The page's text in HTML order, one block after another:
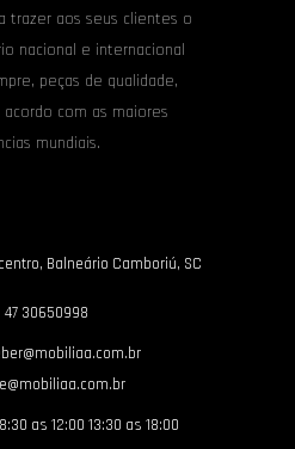
trazer aos seus clientes o
nacional e internacional
peças de qualidade,
com as maiores
mundiais.
Balneário Camboriú, SC
47 30650998
as 12:00 13:30 as 18:00